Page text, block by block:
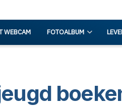
WEBCAM FOTOALBUM